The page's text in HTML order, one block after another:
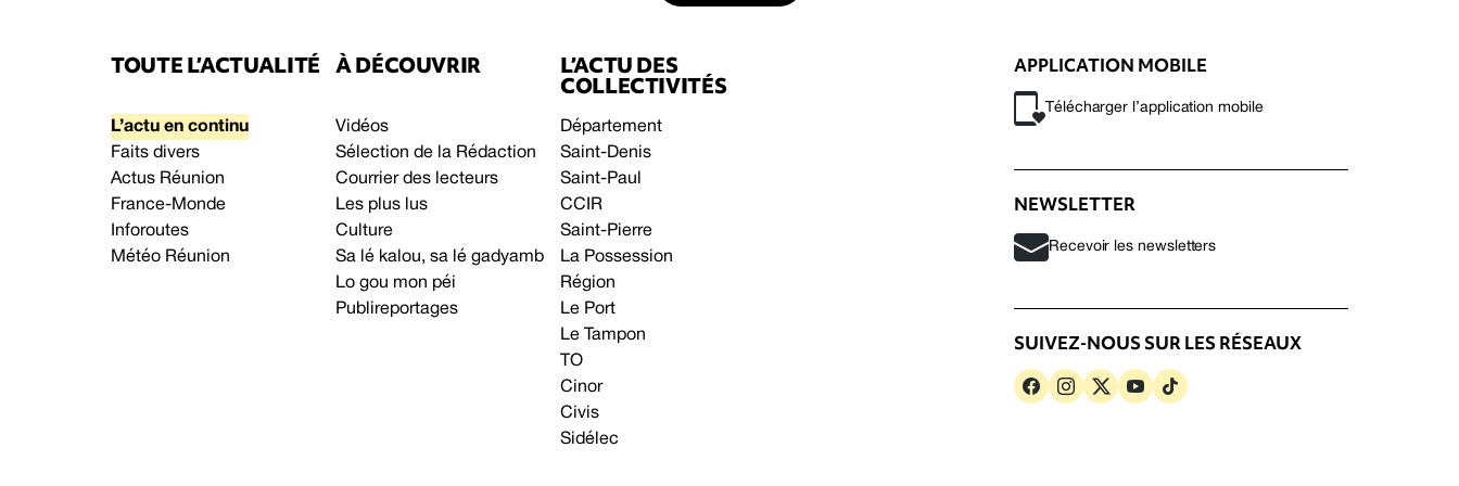
TOUTE L’ACTUALITÉ
L’actu en continu
Faits divers
Actus Réunion
France-Monde
Inforoutes
Météo Réunion
À DÉCOUVRIR
Vidéos
Sélection de la Rédaction
Courrier des lecteurs
Les plus lus
Culture
Sa lé kalou, sa lé gadyamb
Lo gou mon péi
Publireportages
L’ACTU DES
COLLECTIVITÉS
Département
Saint-Denis
Saint-Paul
CCIR
Saint-Pierre
La Possession
Région
Le Port
Le Tampon
TO
Cinor
Civis
Sidélec
APPLICATION MOBILE
Télécharger l’application mobile
NEWSLETTER
Recevoir les newsletters
SUIVEZ-NOUS SUR LES RÉSEAUX